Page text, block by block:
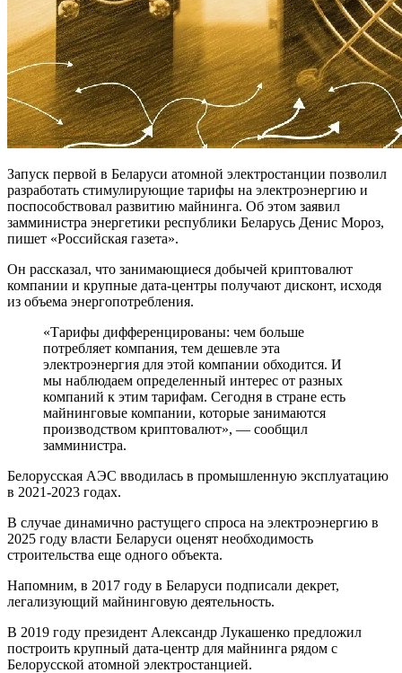
Запуск первой в Беларуси атомной электростанции позволил
разработать стимулирующие тарифы на электроэнергию и
поспособствовал развитию майнинга. Об этом заявил
замминистра энергетики республики Беларусь Денис Мороз,
пишет «Российская газета».
Он рассказал, что занимающиеся добычей криптовалют
компании и крупные дата-центры получают дисконт, исходя
из объема энергопотребления.
«Тарифы дифференцированы: чем больше
потребляет компания, тем дешевле эта
электроэнергия для этой компании обходится. И
мы наблюдаем определенный интерес от разных
компаний к этим тарифам. Сегодня в стране есть
майнинговые компании, которые занимаются
производством криптовалют», — сообщил
замминистра.
Белорусская АЭС вводилась в промышленную эксплуатацию
в 2021-2023 годах.
В случае динамично растущего спроса на электроэнергию в
2025 году власти Беларуси оценят необходимость
строительства еще одного объекта.
Напомним, в 2017 году в Беларуси подписали декрет,
легализующий майнинговую деятельность.
В 2019 году президент Александр Лукашенко предложил
построить крупный дата-центр для майнинга рядом с
Белорусской атомной электростанцией.